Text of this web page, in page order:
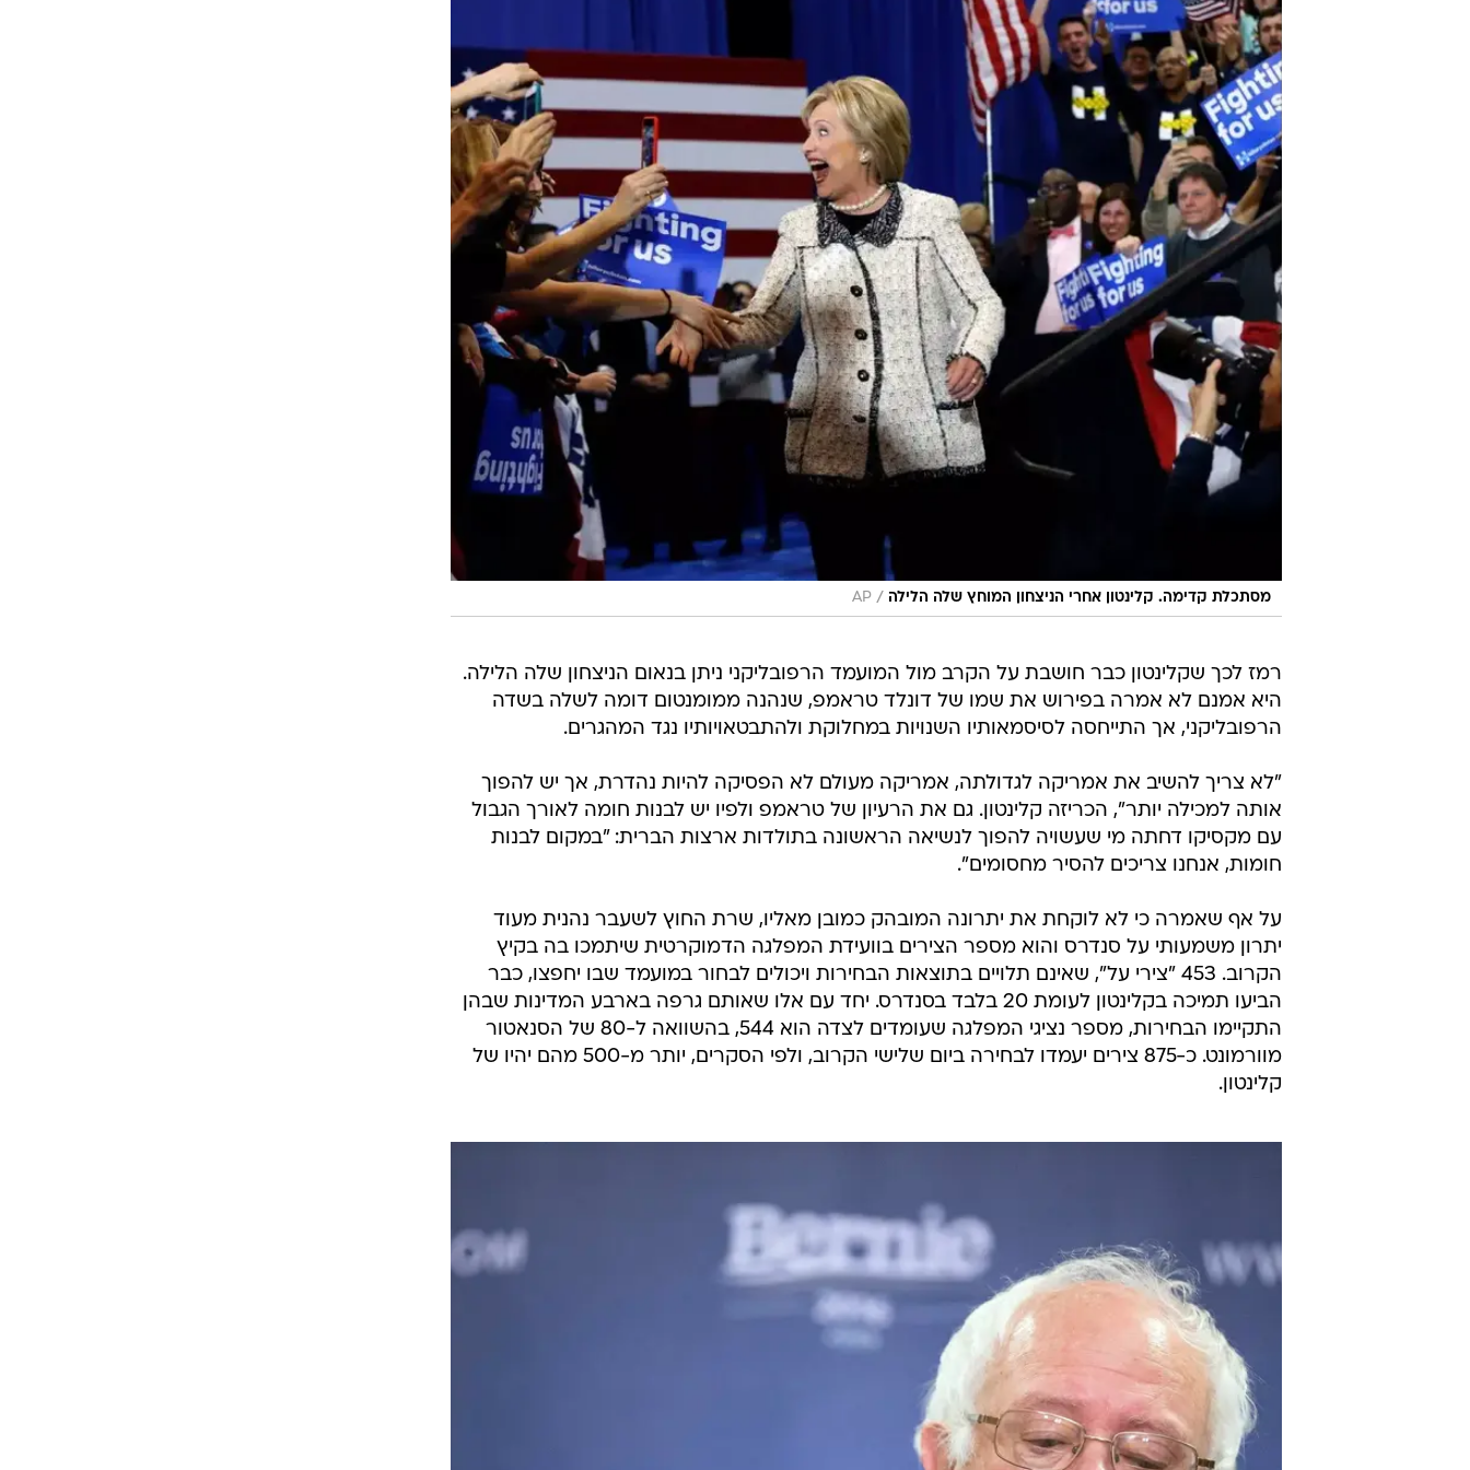
מסתכלת קדימה. קלינטון אחרי הניצחון המוחץ שלה הלילה /
AP
רמז לכך שקלינטון כבר חושבת על הקרב מול המועמד הרפובליקני ניתן בנאום הניצחון שלה הלילה.
היא אמנם לא אמרה בפירוש את שמו של דונלד טראמפ, שנהנה ממומנטום דומה לשלה בשדה
הרפובליקני, אך התייחסה לסיסמאותיו השנויות במחלוקת ולהתבטאויותיו נגד המהגרים.
"לא צריך להשיב את אמריקה לגדולתה, אמריקה מעולם לא הפסיקה להיות נהדרת, אך יש להפוך
אותה למכילה יותר", הכריזה קלינטון. גם את הרעיון של טראמפ ולפיו יש לבנות חומה לאורך הגבול
עם מקסיקו דחתה מי שעשויה להפוך לנשיאה הראשונה בתולדות ארצות הברית: "במקום לבנות
חומות, אנחנו צריכים להסיר מחסומים".
על אף שאמרה כי לא לוקחת את יתרונה המובהק כמובן מאליו, שרת החוץ לשעבר נהנית מעוד
יתרון משמעותי על סנדרס והוא מספר הצירים בוועידת המפלגה הדמוקרטית שיתמכו בה בקיץ
הקרוב. 453 "צירי על", שאינם תלויים בתוצאות הבחירות ויכולים לבחור במועמד שבו יחפצו, כבר
הביעו תמיכה בקלינטון לעומת 20 בלבד בסנדרס. יחד עם אלו שאותם גרפה בארבע המדינות שבהן
התקיימו הבחירות, מספר נציגי המפלגה שעומדים לצדה הוא 544, בהשוואה ל-80 של הסנאטור
מוורמונט. כ-875 צירים יעמדו לבחירה ביום שלישי הקרוב, ולפי הסקרים, יותר מ-500 מהם יהיו של
קלינטון.